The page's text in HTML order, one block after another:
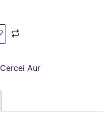
Cercei Aur